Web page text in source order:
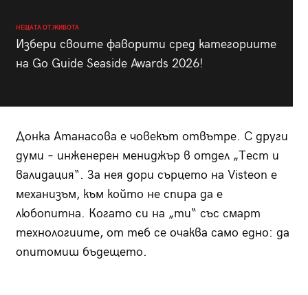
НЕЩАТА ОТ ЖИВОТА
Избери своите фаворити сред категориите
на Go Guide Seaside Awards 2026!
Донка Атанасова е човекът отвътре. С други
думи – инженерен мениджър в отдел „Тест и
валидация“. За нея дори сърцето на Visteon е
механизъм, към който не спира да е
любопитна. Когато си на „ти“ със смарт
технологиите, от теб се очаква само едно: да
опитомиш бъдещето.